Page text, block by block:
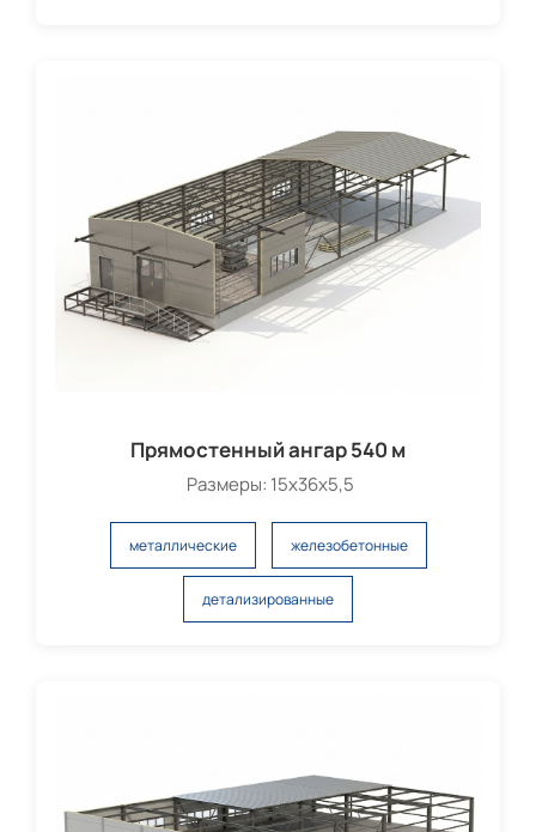
Прямостенный ангар 540 м
Размеры: 15х36х5,5
металлические железобетонные
детализированные